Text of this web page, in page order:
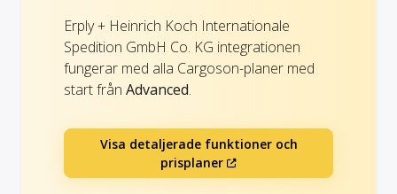
Erply + Heinrich Koch Internationale
Spedition GmbH Co. KG integrationen
fungerar med alla Cargoson-planer med
start från Advanced.
Visa detaljerade funktioner och
prisplaner